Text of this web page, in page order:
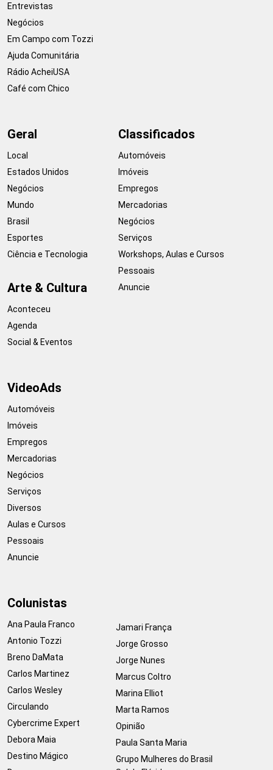
Entrevistas
Negócios
Em Campo com Tozzi
Ajuda Comunitária
Rádio AcheiUSA
Café com Chico
Geral
Local
Estados Unidos
Negócios
Mundo
Brasil
Esportes
Ciência e Tecnologia
Arte & Cultura
Aconteceu
Agenda
Social & Eventos
Classificados
Automóveis
Imóveis
Empregos
Mercadorias
Negócios
Serviços
Workshops, Aulas e Cursos
Pessoais
Anuncie
VideoAds
Automóveis
Imóveis
Empregos
Mercadorias
Negócios
Serviços
Diversos
Aulas e Cursos
Pessoais
Anuncie
Colunistas
Ana Paula Franco
Antonio Tozzi
Breno DaMata
Carlos Martinez
Carlos Wesley
Circulando
Cybercrime Expert
Debora Maia
Destino Mágico
Jamari França
Jorge Grosso
Jorge Nunes
Marcus Coltro
Marina Elliot
Marta Ramos
Opinião
Paula Santa Maria
Grupo Mulheres do Brasil